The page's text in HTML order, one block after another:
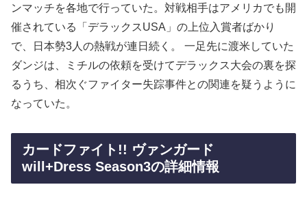
ンマッチを各地で行っていた。対戦相手はアメリカでも開
催されている「デラックスUSA」の上位入賞者ばかり
で、日本勢3人の熱戦が連日続く。 一足先に渡米していた
ダンジは、ミチルの依頼を受けてデラックス大会の裏を探
るうち、相次ぐファイター失踪事件との関連を疑うように
なっていた。
カードファイト!! ヴァンガード
will+Dress Season3の詳細情報